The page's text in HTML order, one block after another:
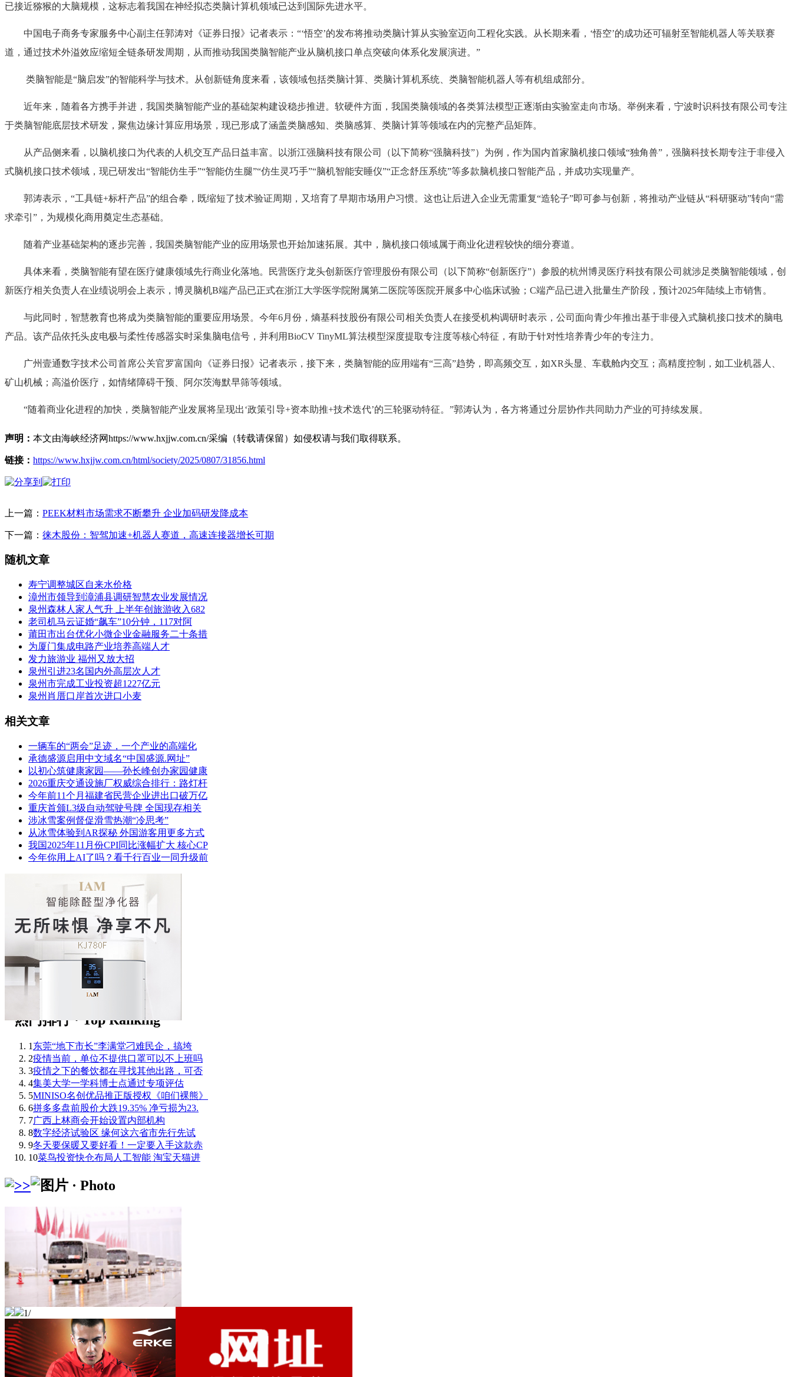
已接近猕猴的大脑规模，这标志着我国在神经拟态类脑计算机领域已达到国际先进水平。
中国电子商务专家服务中心副主任郭涛对《证券日报》记者表示：“‘悟空’的发布将推动类脑计算从实验室迈向工程化实践。从长期来看，‘悟空’的成功还可辐射至智能机器人等关联赛
道，通过技术外溢效应缩短全链条研发周期，从而推动我国类脑智能产业从脑机接口单点突破向体系化发展演进。”
类脑智能是“脑启发”的智能科学与技术。从创新链角度来看，该领域包括类脑计算、类脑计算机系统、类脑智能机器人等有机组成部分。
近年来，随着各方携手并进，我国类脑智能产业的基础架构建设稳步推进。软硬件方面，我国类脑领域的各类算法模型正逐渐由实验室走向市场。举例来看，宁波时识科技有限公司专注
于类脑智能底层技术研发，聚焦边缘计算应用场景，现已形成了涵盖类脑感知、类脑感算、类脑计算等领域在内的完整产品矩阵。
从产品侧来看，以脑机接口为代表的人机交互产品日益丰富。以浙江强脑科技有限公司（以下简称“强脑科技”）为例，作为国内首家脑机接口领域“独角兽”，强脑科技长期专注于非侵入
式脑机接口技术领域，现已研发出“智能仿生手”“智能仿生腿”“仿生灵巧手”“脑机智能安睡仪”“正念舒压系统”等多款脑机接口智能产品，并成功实现量产。
郭涛表示，“工具链+标杆产品”的组合拳，既缩短了技术验证周期，又培育了早期市场用户习惯。这也让后进入企业无需重复“造轮子”即可参与创新，将推动产业链从“科研驱动”转向“需
求牵引”，为规模化商用奠定生态基础。
随着产业基础架构的逐步完善，我国类脑智能产业的应用场景也开始加速拓展。其中，脑机接口领域属于商业化进程较快的细分赛道。
具体来看，类脑智能有望在医疗健康领域先行商业化落地。民营医疗龙头创新医疗管理股份有限公司（以下简称“创新医疗”）参股的杭州博灵医疗科技有限公司就涉足类脑智能领域，创
新医疗相关负责人在业绩说明会上表示，博灵脑机B端产品已正式在浙江大学医学院附属第二医院等医院开展多中心临床试验；C端产品已进入批量生产阶段，预计2025年陆续上市销售。
与此同时，智慧教育也将成为类脑智能的重要应用场景。今年6月份，熵基科技股份有限公司相关负责人在接受机构调研时表示，公司面向青少年推出基于非侵入式脑机接口技术的脑电
产品。该产品依托头皮电极与柔性传感器实时采集脑电信号，并利用BioCV TinyML算法模型深度提取专注度等核心特征，有助于针对性培养青少年的专注力。
广州壹通数字技术公司首席公关官罗富国向《证券日报》记者表示，接下来，类脑智能的应用端有“三高”趋势，即高频交互，如XR头显、车载舱内交互；高精度控制，如工业机器人、
矿山机械；高溢价医疗，如情绪障碍干预、阿尔茨海默早筛等领域。
“随着商业化进程的加快，类脑智能产业发展将呈现出‘政策引导+资本助推+技术迭代’的三轮驱动特征。”郭涛认为，各方将通过分层协作共同助力产业的可持续发展。
声明： 本文由海峡经济网https://www.hxjjw.com.cn/采编（转载请保留）如侵权请与我们取得联系。
链接： https://www.hxjjw.com.cn/html/society/2025/0807/31856.html
上一篇： PEEK材料市场需求不断攀升 企业加码研发降成本
下一篇： 徕木股份：智驾加速+机器人赛道，高速连接器增长可期
随机文章
寿宁调整城区自来水价格
漳州市领导到漳浦县调研智慧农业发展情况
泉州森林人家人气升 上半年创旅游收入682
老司机马云证婚“飙车”10分钟，117对阿
莆田市出台优化小微企业金融服务二十条措
为厦门集成电路产业培养高端人才
发力旅游业 福州又放大招
泉州引进23名国内外高层次人才
泉州市完成工业投资超1227亿元
泉州肖厝口岸首次进口小麦
相关文章
一辆车的“两会”足迹，一个产业的高端化
承德盛源启用中文域名“中国盛源.网址”
以初心筑健康家园——孙长峰创办家园健康
2026重庆交通设施厂权威综合排行：路灯杆
今年前11个月福建省民营企业进出口破万亿
重庆首颁L3级自动驾驶号牌 全国现存相关
涉冰雪案例督促滑雪热潮“冷思考”
从冰雪体验到AR探秘 外国游客用更多方式
我国2025年11月份CPI同比涨幅扩大 核心CP
今年你用上AI了吗？看千行百业一同升级前
1东莞“地下市长”李满堂刁难民企，搞垮
2疫情当前，单位不提供口罩可以不上班吗
3疫情之下的餐饮都在寻找其他出路，可否
4集美大学一学科博士点通过专项评估
5MINISO名创优品推正版授权《咱们裸熊》
6拼多多盘前股价大跌19.35% 净亏损为23.
7广西上林商会开始设置内部机构
8数字经济试验区 缘何这六省市先行先试
9冬天要保暖又要好看！一定要入手这款赤
10菜鸟投资快仓布局人工智能 淘宝天猫进
1/